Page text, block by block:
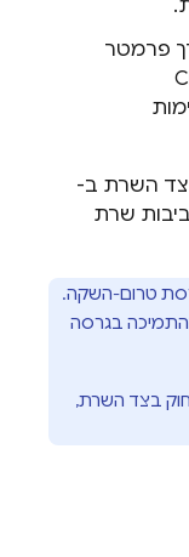
פרמטר
השרת ב-
שרת
טרום-השקה.
והתמיכה בגרסה
בצד השרת,